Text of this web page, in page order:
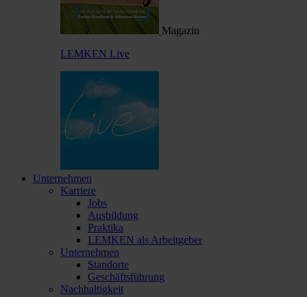
Magazin
LEMKEN Live
Unternehmen
Karriere
Jobs
Ausbildung
Praktika
LEMKEN als Arbeitgeber
Unternehmen
Standorte
Geschäftsführung
Nachhaltigkeit